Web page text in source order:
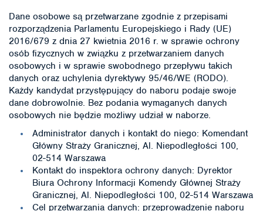
Dane osobowe są przetwarzane zgodnie z przepisami
rozporządzenia Parlamentu Europejskiego i Rady (UE)
2016/679 z dnia 27 kwietnia 2016 r. w sprawie ochrony
osób fizycznych w związku z przetwarzaniem danych
osobowych i w sprawie swobodnego przepływu takich
danych oraz uchylenia dyrektywy 95/46/WE (RODO).
Każdy kandydat przystępujący do naboru podaje swoje
dane dobrowolnie. Bez podania wymaganych danych
osobowych nie będzie możliwy udział w naborze.
Administrator danych i kontakt do niego: Komendant
Główny Straży Granicznej, Al. Niepodległości 100,
02-514 Warszawa
Kontakt do inspektora ochrony danych: Dyrektor
Biura Ochrony Informacji Komendy Głównej Straży
Granicznej, Al. Niepodległości 100, 02-514 Warszawa
Cel przetwarzania danych: przeprowadzenie naboru